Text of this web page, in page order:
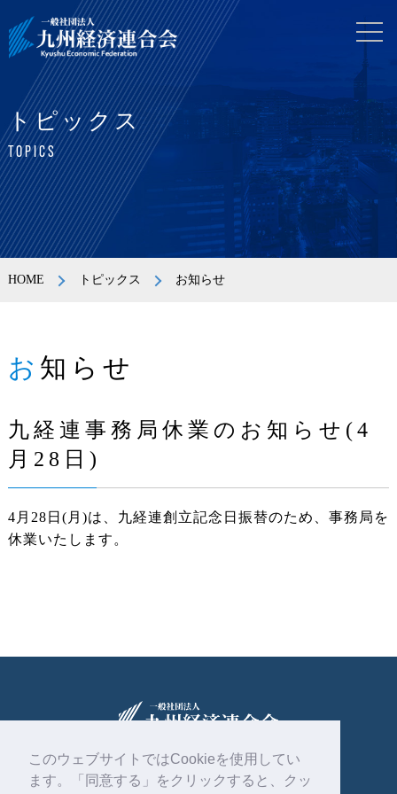
このウェブサイトではCookieを使用してい
ます。「同意する」をクリックすると、クッ
トピックス
TOPICS
HOME トピックス お知らせ
お知らせ
九経連事務局休業のお知らせ(4
月28日)
4月28日(月)は、九経連創立記念日振替のため、事務局を
休業いたします。
〒810-0004